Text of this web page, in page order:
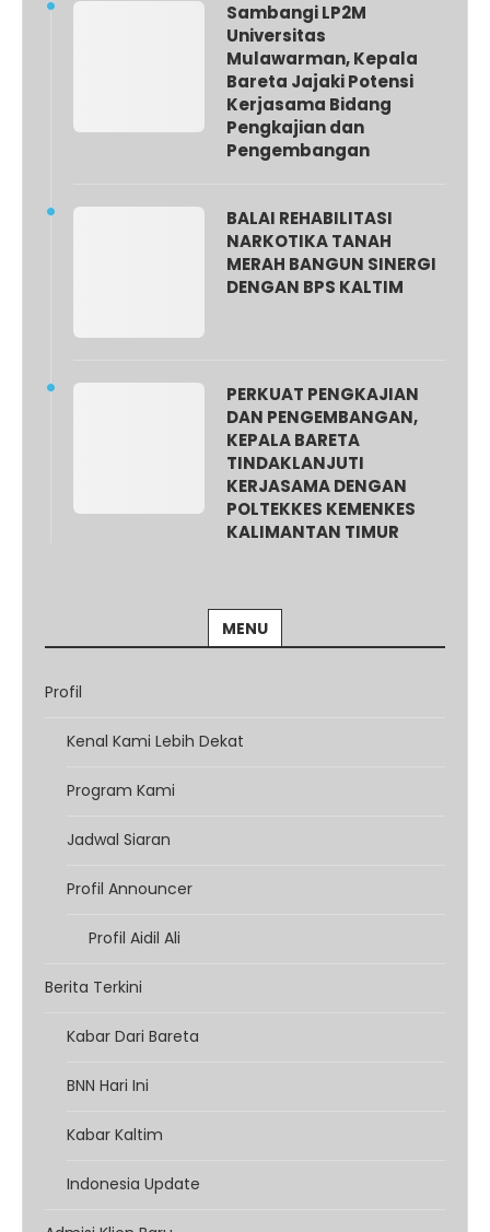
Sambangi LP2M
Universitas
Mulawarman, Kepala
Bareta Jajaki Potensi
Kerjasama Bidang
Pengkajian dan
Pengembangan
BALAI REHABILITASI
NARKOTIKA TANAH
MERAH BANGUN SINERGI
DENGAN BPS KALTIM
PERKUAT PENGKAJIAN
DAN PENGEMBANGAN,
KEPALA BARETA
TINDAKLANJUTI
KERJASAMA DENGAN
POLTEKKES KEMENKES
KALIMANTAN TIMUR
MENU
Profil
Kenal Kami Lebih Dekat
Program Kami
Jadwal Siaran
Profil Announcer
Profil Aidil Ali
Berita Terkini
Kabar Dari Bareta
BNN Hari Ini
Kabar Kaltim
Indonesia Update